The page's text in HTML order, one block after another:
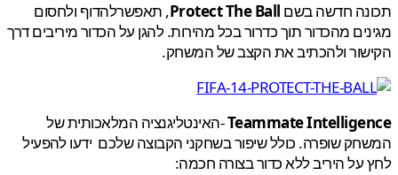
חדשה בשםProtect The Ball, תאפשרלהדוף ולחסום
מהכדור תוך כדרור בכל מהירות. להגן על הכדור מיריבים דרך
ולהכתיב את הקצב של המשחק.
Teammate-האינטליגנציה המלאכותית של
שופרה. כולל שיפור בשחקני הקבוצה שלכם ידעו להפעיל
על היריב ללא כדור בצורה חכמה: